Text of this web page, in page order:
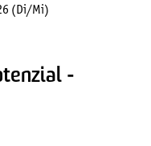
(Di/Mi)
-